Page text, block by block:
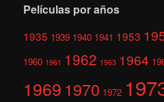
Películas por años
1935 1939 1940 1941 1953
1960 1961 1962 1963 1964
1969 1970 1972